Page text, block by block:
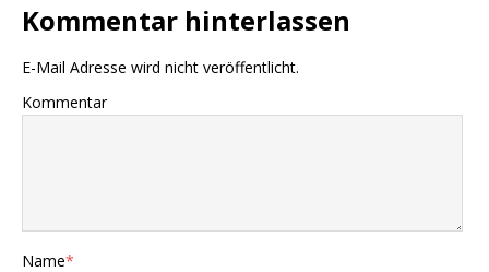
Kommentar hinterlassen
E-Mail Adresse wird nicht veröffentlicht.
Kommentar
Name*